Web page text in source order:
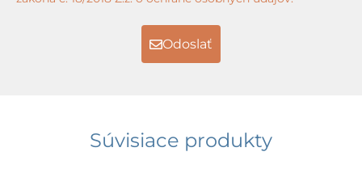
Odoslať
Súvisiace produkty